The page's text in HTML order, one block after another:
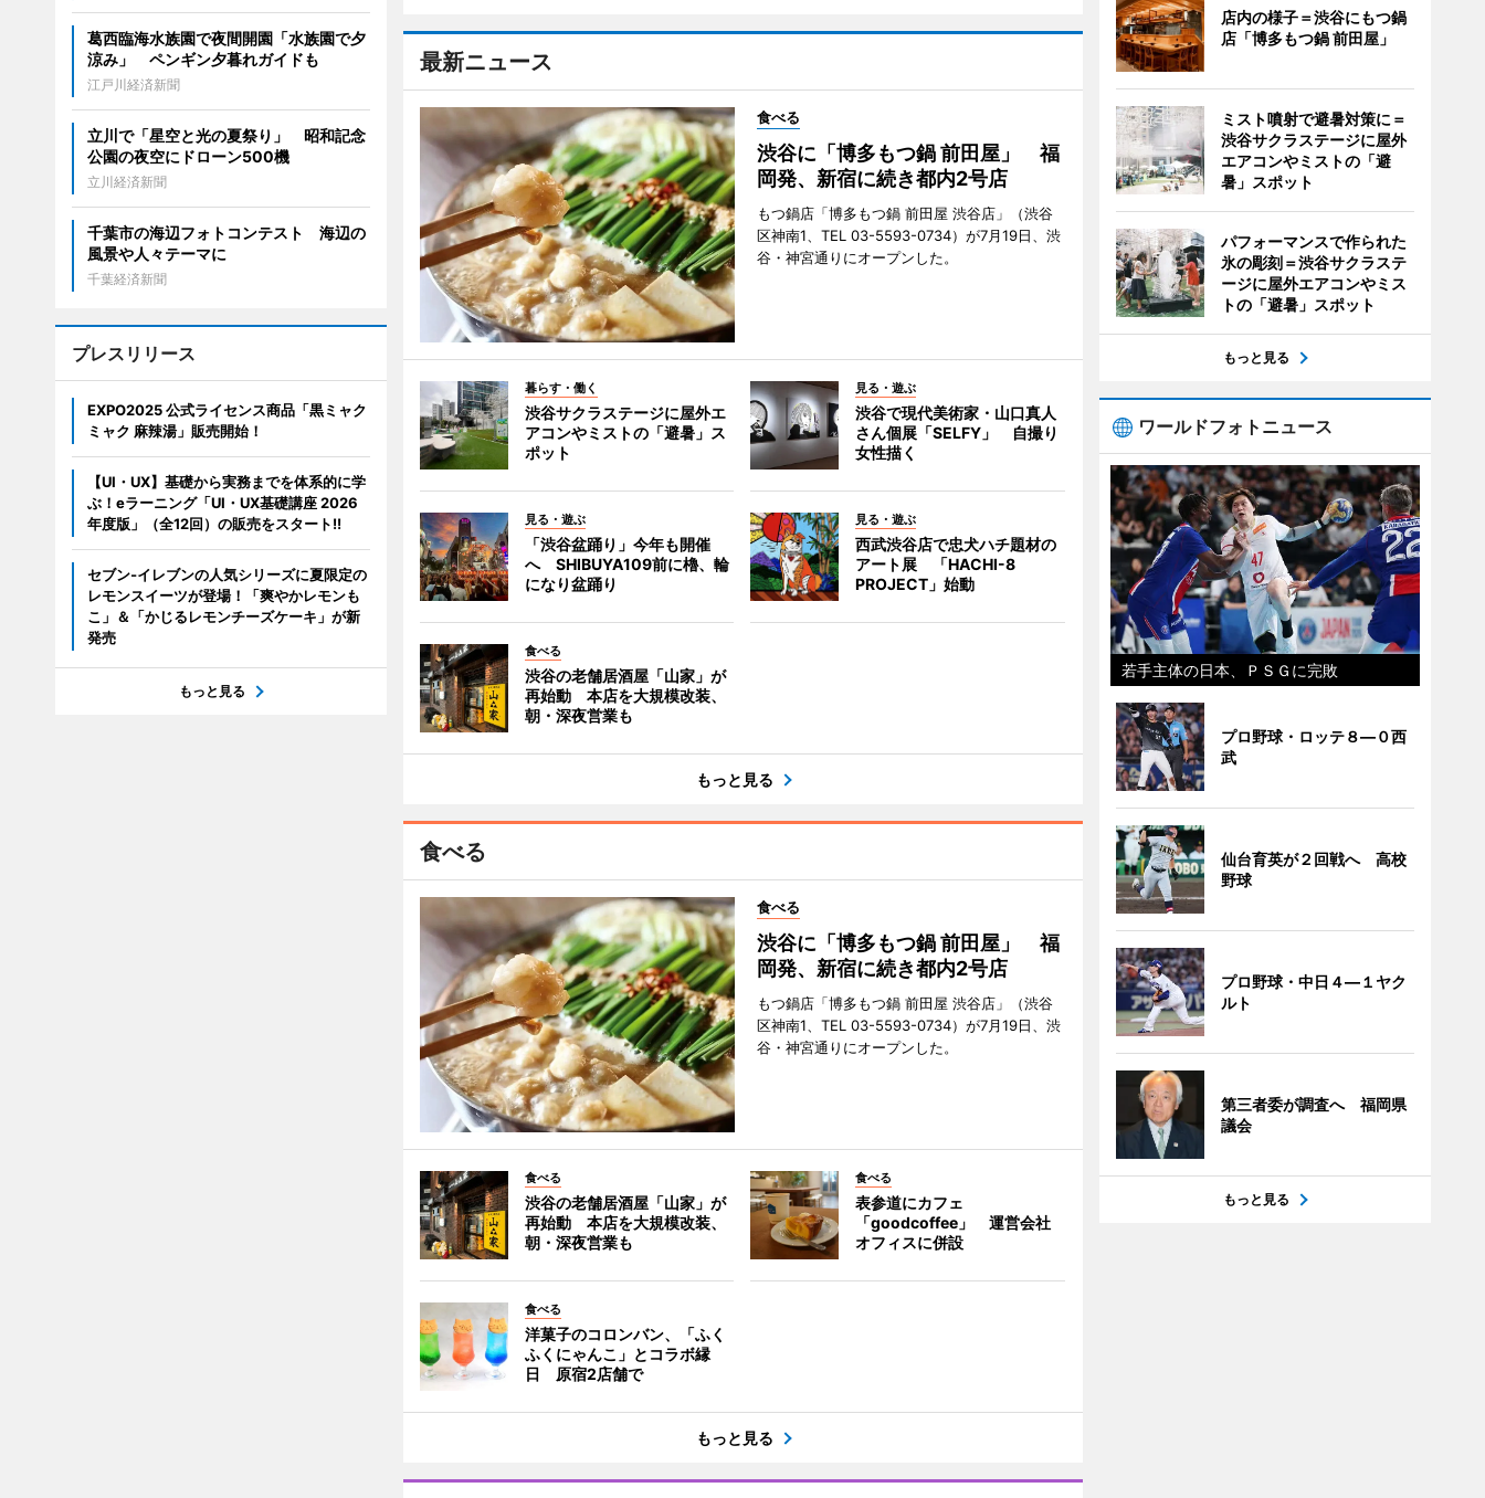
最新ニュース
食べる
渋谷に「博多もつ鍋 前田屋」 福
岡発、新宿に続き都内2号店
もつ鍋店「博多もつ鍋 前田屋 渋谷店」（渋谷
区神南1、TEL 03-5593-0734）が7月19日、渋
谷・神宮通りにオープンした。
暮らす・働く
渋谷サクラステージに屋外エ
アコンやミストの「避暑」ス
ポット
見る・遊ぶ
渋谷で現代美術家・山口真人
さん個展「SELFY」 自撮り
女性描く
見る・遊ぶ
「渋谷盆踊り」今年も開催
へ SHIBUYA109前に櫓、輪
になり盆踊り
見る・遊ぶ
西武渋谷店で忠犬ハチ題材の
アート展 「HACHI-8
PROJECT」始動
食べる
渋谷の老舗居酒屋「山家」が
再始動 本店を大規模改装、
朝・深夜営業も
もっと見る
食べる
食べる
渋谷に「博多もつ鍋 前田屋」 福
岡発、新宿に続き都内2号店
もつ鍋店「博多もつ鍋 前田屋 渋谷店」（渋谷
区神南1、TEL 03-5593-0734）が7月19日、渋
谷・神宮通りにオープンした。
食べる
渋谷の老舗居酒屋「山家」が
再始動 本店を大規模改装、
朝・深夜営業も
食べる
表参道にカフェ
「goodcoffee」 運営会社
オフィスに併設
食べる
洋菓子のコロンバン、「ふく
ふくにゃんこ」とコラボ縁
日 原宿2店舗で
もっと見る
葛西臨海水族園で夜間開園「水族園で夕
涼み」 ペンギン夕暮れガイドも
江戸川経済新聞
立川で「星空と光の夏祭り」 昭和記念
公園の夜空にドローン500機
立川経済新聞
千葉市の海辺フォトコンテスト 海辺の
風景や人々テーマに
千葉経済新聞
プレスリリース
EXPO2025 公式ライセンス商品「黒ミャク
ミャク 麻辣湯」販売開始！
【UI・UX】基礎から実務までを体系的に学
ぶ！eラーニング「UI・UX基礎講座 2026
年度版」（全12回）の販売をスタート!!
セブン‐イレブンの人気シリーズに夏限定の
レモンスイーツが登場！「爽やかレモンも
こ」＆「かじるレモンチーズケーキ」が新
発売
もっと見る
店内の様子＝渋谷にもつ鍋
店「博多もつ鍋 前田屋」
ミスト噴射で避暑対策に＝
渋谷サクラステージに屋外
エアコンやミストの「避
暑」スポット
パフォーマンスで作られた
氷の彫刻＝渋谷サクラステ
ージに屋外エアコンやミス
トの「避暑」スポット
もっと見る
ワールドフォトニュース
若手主体の日本、ＰＳＧに完敗
プロ野球・ロッテ８―０西
武
仙台育英が２回戦へ 高校
野球
プロ野球・中日４―１ヤク
ルト
第三者委が調査へ 福岡県
議会
もっと見る